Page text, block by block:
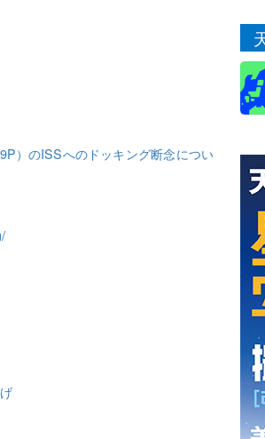
）のISSへのドッキング断念につい